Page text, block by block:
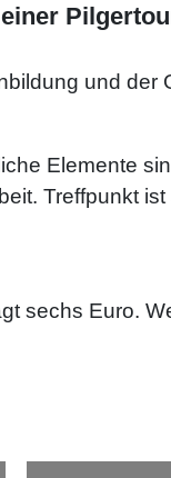
und der
Elemente
Treffpunkt
sechs Euro.